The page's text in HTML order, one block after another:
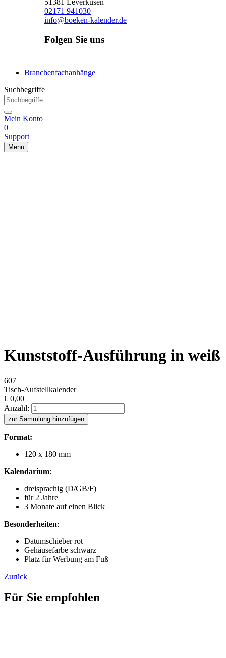
51381 Leverkusen
02171 941030
info@boeken-kalender.de
Folgen Sie uns
Branchenfachanhänge
Suchbegriffe
Mein Konto
0
Support
Menu
Kunststoff-Ausführung in weiß
607
Tisch-Aufstellkalender
€ 0,00
Anzahl:
zur Sammlung hinzufügen
Format:
120 x 180 mm
Kalendarium:
dreisprachig (D/GB/F)
für 2 Jahre
3 Monate auf einen Blick
Besonderheiten:
Datumschieber rot
Gehäusefarbe schwarz
Platz für Werbung am Fuß
Zurück
Für Sie empfohlen